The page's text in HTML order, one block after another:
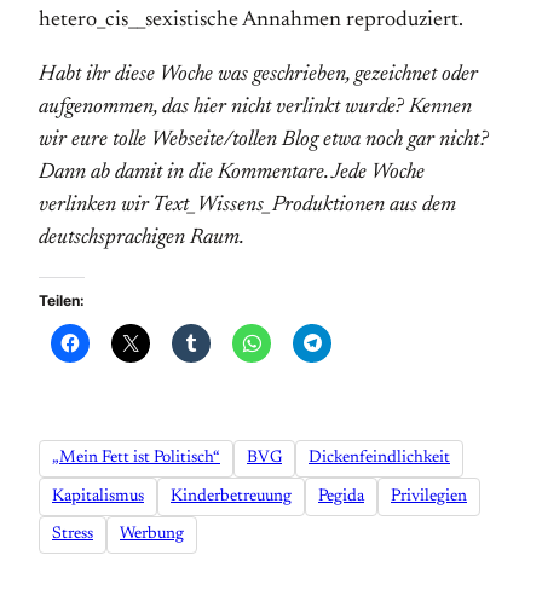
hetero_cis__sexistische Annahmen reproduziert.
Habt ihr diese Woche was geschrieben, gezeichnet oder
aufgenommen, das hier nicht verlinkt wurde? Kennen
wir eure tolle Webseite/tollen Blog etwa noch gar nicht?
Dann ab damit in die Kommentare. Jede Woche
verlinken wir Text_Wissens_Produktionen aus dem
deutschsprachigen Raum.
Teilen:
„Mein Fett ist Politisch“ BVG Dickenfeindlichkeit
Kapitalismus Kinderbetreuung Pegida Privilegien
Stress Werbung